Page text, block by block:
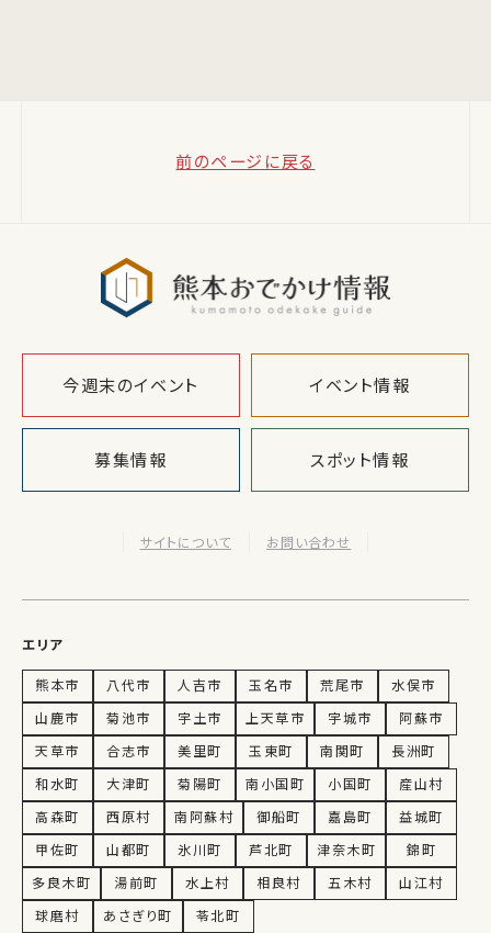
前のページに戻る
今週末のイベント イベント情報
募集情報 スポット情報
サイトについて お問い合わせ
エリア
熊本市 八代市 人吉市 玉名市 荒尾市
水俣市
山鹿市
菊池市 宇土市 上天草市 宇城市
阿蘇市
天草市
合志市 美里町 玉東町 南関町
長洲町
和水町
大津町 菊陽町 南小国町 小国町
産山村
高森町
西原村 南阿蘇村 御船町 嘉島町
益城町
甲佐町
山都町 氷川町 芦北町 津奈木町
錦町
多良木町
湯前町 水上村 相良村 五木村
山江村
球磨村
あさぎり町 苓北町